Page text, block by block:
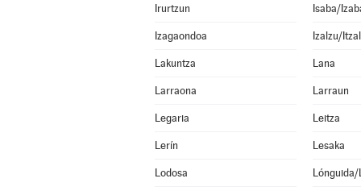
Irurtzun Isaba/
Izagaondoa Izalzu/
Lakuntza Lana
Larraona Larraun
Legaria Leitza
Lerín Lesaka
Lodosa Lónguida/